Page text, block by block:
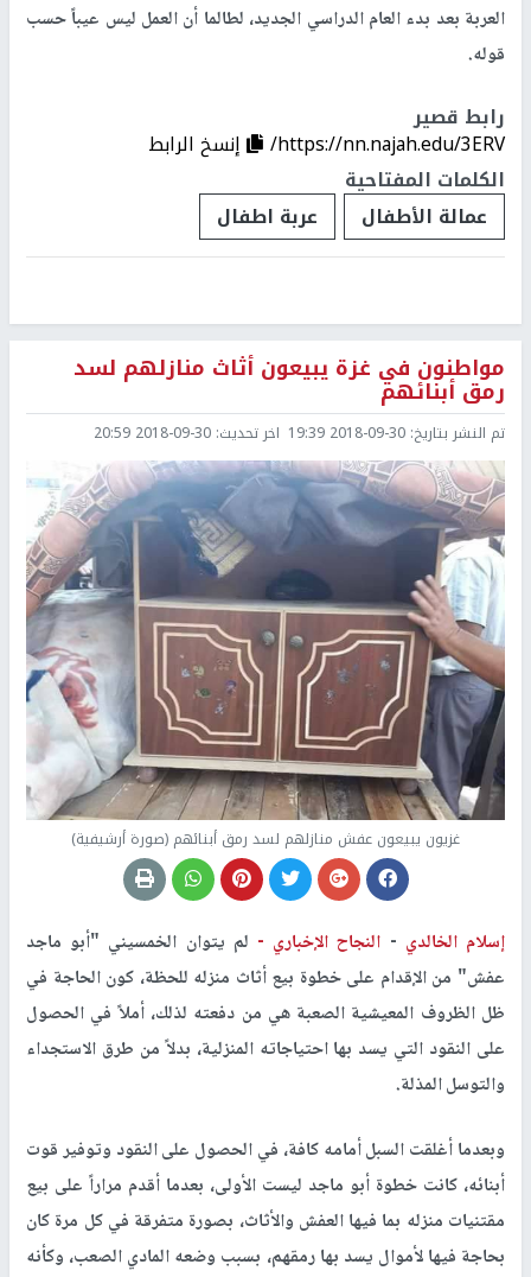
العربة بعد بدء العام الدراسي الجديد، لطالما أن العمل ليس عيباً حسب
قوله.
رابط قصير
https://nn.najah.edu/3ERV/
إنسخ الرابط
الكلمات المفتاحية
عمالة الأطفال
عربة اطفال
مواطنون في غزة يبيعون أثاث منازلهم لسد
رمق أبنائهم
تم النشر بتاريخ: 2018-09-30 19:39 اخر تحديث: 2018-09-30 20:59
غزيون يبيعون عفش منازلهم لسد رمق أبنائهم (صورة أرشيفية)
إسلام الخالدي - النجاح الإخباري - لم يتوان الخمسيني "أبو ماجد
عفش" من الإقدام على خطوة بيع أثاث منزله للحظة، كون الحاجة في
ظل الظروف المعيشية الصعبة هي من دفعته لذلك، أملاً في الحصول
على النقود التي يسد بها احتياجاته المنزلية، بدلاً من طرق الاستجداء
والتوسل المذلة.
وبعدما أغلقت السبل أمامه كافة، في الحصول على النقود وتوفير قوت
أبنائه، كانت خطوة أبو ماجد ليست الأولى، بعدما أقدم مراراً على بيع
مقتنيات منزله بما فيها العفش والأثاث، بصورة متفرقة في كل مرة كان
بحاجة فيها لأموال يسد بها رمقهم، بسبب وضعه المادي الصعب، وكأنه